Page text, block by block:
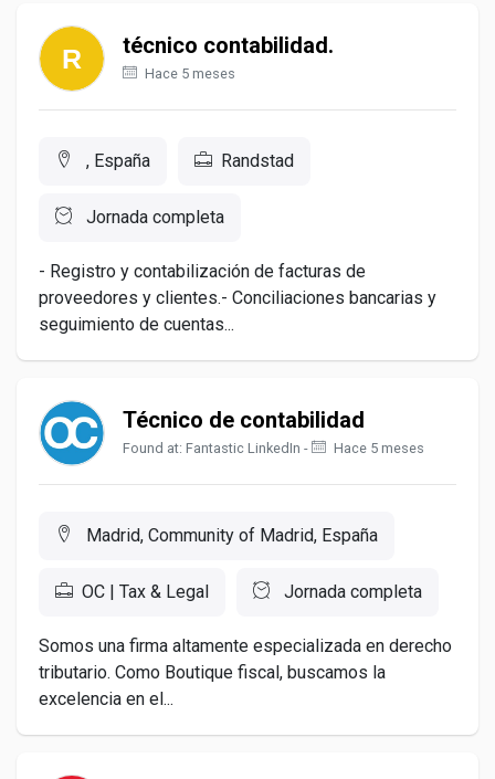
técnico contabilidad.
Hace 5 meses
, España Randstad
Jornada completa
- Registro y contabilización de facturas de
proveedores y clientes.- Conciliaciones bancarias y
seguimiento de cuentas...
Técnico de contabilidad
Found at: Fantastic LinkedIn - Hace 5 meses
Madrid, Community of Madrid, España
OC | Tax & Legal Jornada completa
Somos una firma altamente especializada en derecho
tributario. Como Boutique fiscal, buscamos la
excelencia en el...